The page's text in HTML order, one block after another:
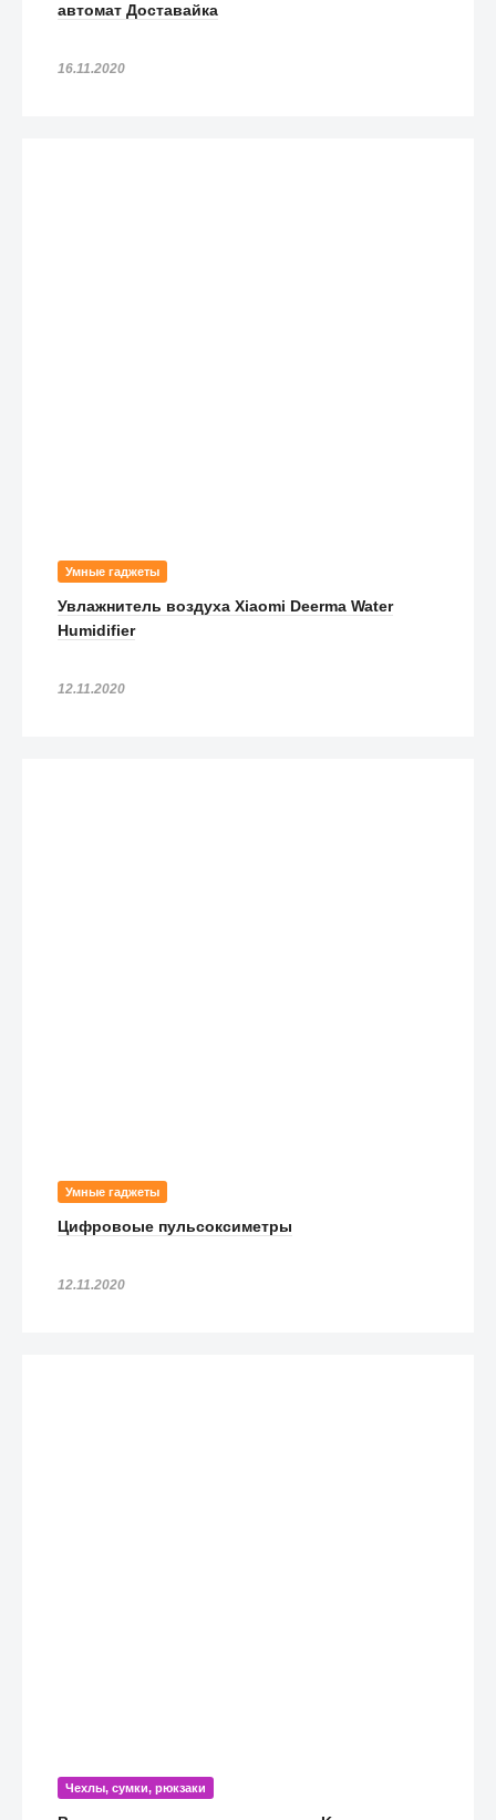
автомат Доставайка
16.11.2020
Умные гаджеты
Увлажнитель воздуха Xiaomi Deerma Water
Humidifier
12.11.2020
Умные гаджеты
Цифровоые пульсоксиметры
12.11.2020
Чехлы, сумки, рюкзаки